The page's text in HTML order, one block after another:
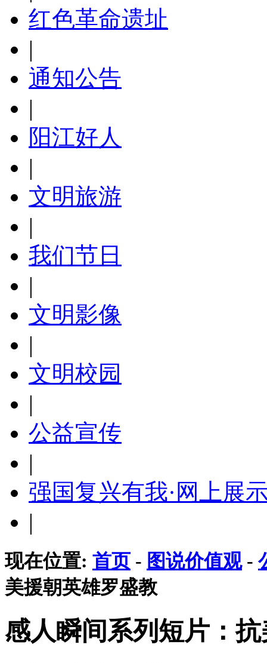
红色革命遗址
|
通知公告
|
阳江好人
|
文明旅游
|
我们节日
|
文明影像
|
文明校园
|
公益宣传
|
强国复兴有我·网上展
|
现在位置: 首页 - 图说价值观-
美援朝英雄罗盛教
感人瞬间系列短片：